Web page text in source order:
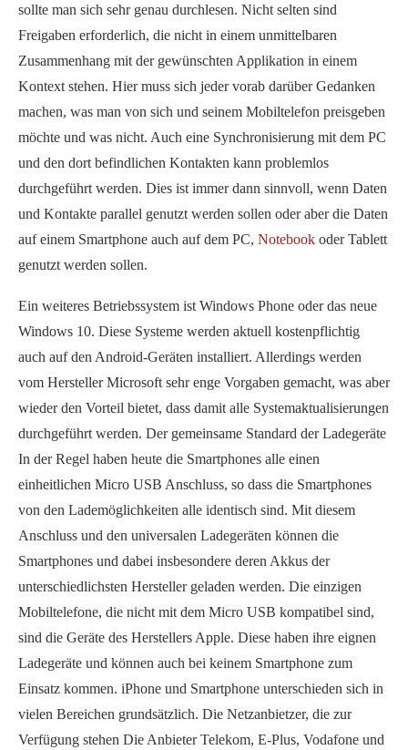
sollte man sich sehr genau durchlesen. Nicht selten sind
Freigaben erforderlich, die nicht in einem unmittelbaren
Zusammenhang mit der gewünschten Applikation in einem
Kontext stehen. Hier muss sich jeder vorab darüber Gedanken
machen, was man von sich und seinem Mobiltelefon preisgeben
möchte und was nicht. Auch eine Synchronisierung mit dem PC
und den dort befindlichen Kontakten kann problemlos
durchgeführt werden. Dies ist immer dann sinnvoll, wenn Daten
und Kontakte parallel genutzt werden sollen oder aber die Daten
auf einem Smartphone auch auf dem PC, Notebook oder Tablett
genutzt werden sollen.
Ein weiteres Betriebssystem ist Windows Phone oder das neue
Windows 10. Diese Systeme werden aktuell kostenpflichtig
auch auf den Android-Geräten installiert. Allerdings werden
vom Hersteller Microsoft sehr enge Vorgaben gemacht, was aber
wieder den Vorteil bietet, dass damit alle Systemaktualisierungen
durchgeführt werden. Der gemeinsame Standard der Ladegeräte
In der Regel haben heute die Smartphones alle einen
einheitlichen Micro USB Anschluss, so dass die Smartphones
von den Lademöglichkeiten alle identisch sind. Mit diesem
Anschluss und den universalen Ladegeräten können die
Smartphones und dabei insbesondere deren Akkus der
unterschiedlichsten Hersteller geladen werden. Die einzigen
Mobiltelefone, die nicht mit dem Micro USB kompatibel sind,
sind die Geräte des Herstellers Apple. Diese haben ihre eignen
Ladegeräte und können auch bei keinem Smartphone zum
Einsatz kommen. iPhone und Smartphone unterschieden sich in
vielen Bereichen grundsätzlich. Die Netzanbietzer, die zur
Verfügung stehen Die Anbieter Telekom, E-Plus, Vodafone und